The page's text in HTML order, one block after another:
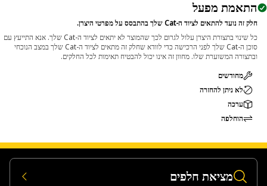
התאמת מפעל
חלק זה נועד להתאים לציוד ה-Cat שלך בהתבסס על מפרטי היצרן.
כל שינוי בתצורת היצרן עלול לגרום לכך שהמוצר לא יתאים לציוד ה-Cat שלך. אנא התייעץ עם
סוכן ה-Cat שלך לפני הרכישה כדי לוודא שחלק זה מתאים לציוד ה-Cat שלך במצב הנוכחי
ובתצורה המשוערת שלו. מחוון זה אינו יכול להבטיח תאימות לכל החלקים.
מחודשים
לא ניתן להחזרה
ערכה
הוחלפה
מציאת חלפים